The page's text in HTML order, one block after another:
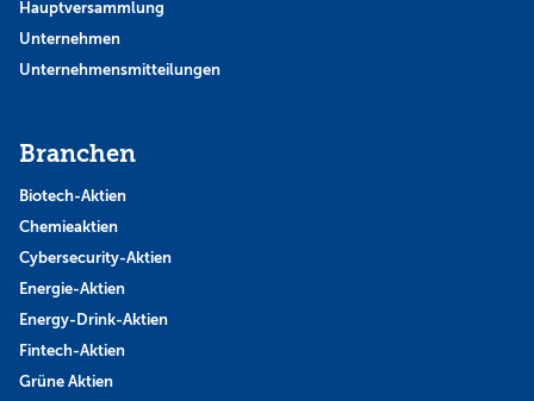
Hauptversammlung
Unternehmen
Unternehmensmitteilungen
Branchen
Biotech-Aktien
Chemieaktien
Cybersecurity-Aktien
Energie-Aktien
Energy-Drink-Aktien
Fintech-Aktien
Grüne Aktien